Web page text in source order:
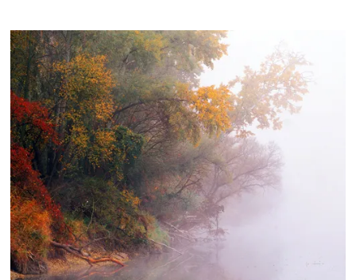
WWF
–
Symposium
zum
Schutz
des
Seeadlers